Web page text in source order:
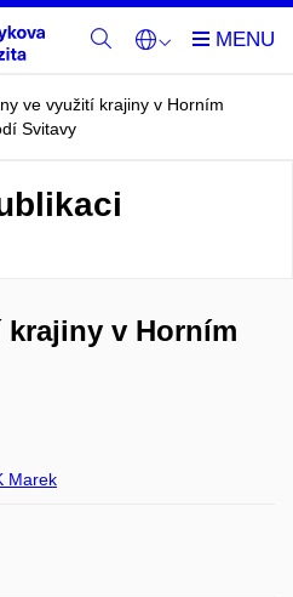
ve využití krajiny v Horním
Svitavy
krajiny v Horním
Marek